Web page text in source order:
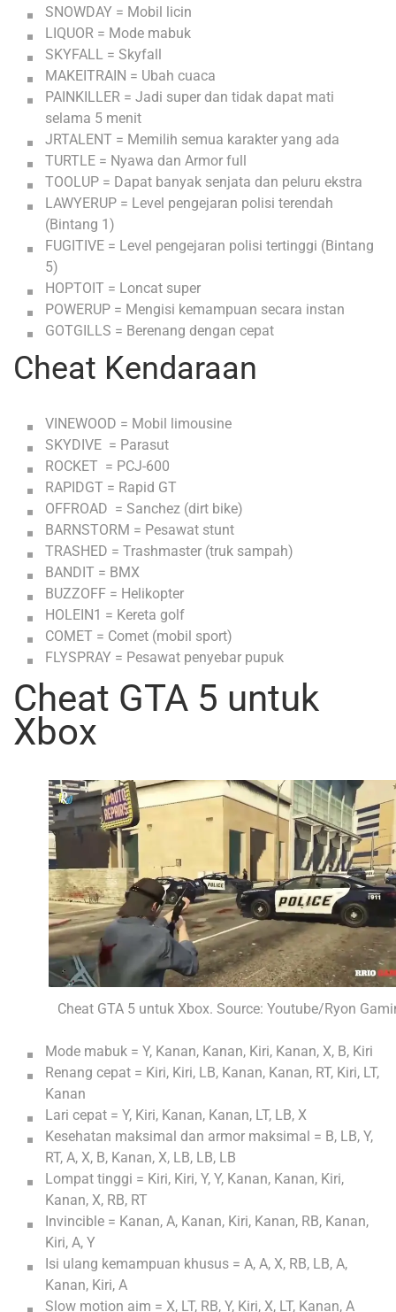
SNOWDAY = Mobil licin
LIQUOR = Mode mabuk
SKYFALL = Skyfall
MAKEITRAIN = Ubah cuaca
PAINKILLER = Jadi super dan tidak dapat mati
selama 5 menit
JRTALENT = Memilih semua karakter yang ada
TURTLE = Nyawa dan Armor full
TOOLUP = Dapat banyak senjata dan peluru ekstra
LAWYERUP = Level pengejaran polisi terendah
(Bintang 1)
FUGITIVE = Level pengejaran polisi tertinggi (Bintang
5)
HOPTOIT = Loncat super
POWERUP = Mengisi kemampuan secara instan
GOTGILLS = Berenang dengan cepat
Cheat Kendaraan
VINEWOOD = Mobil limousine
SKYDIVE = Parasut
ROCKET = PCJ-600
RAPIDGT = Rapid GT
OFFROAD = Sanchez (dirt bike)
BARNSTORM = Pesawat stunt
TRASHED = Trashmaster (truk sampah)
BANDIT = BMX
BUZZOFF = Helikopter
HOLEIN1 = Kereta golf
COMET = Comet (mobil sport)
FLYSPRAY = Pesawat penyebar pupuk
Cheat GTA 5 untuk
Xbox
Cheat GTA 5 untuk Xbox. Source: Youtube/Ryon
Mode mabuk = Y, Kanan, Kanan, Kiri, Kanan, X, B, Kiri
Renang cepat = Kiri, Kiri, LB, Kanan, Kanan, RT, Kiri, LT,
Kanan
Lari cepat = Y, Kiri, Kanan, Kanan, LT, LB, X
Kesehatan maksimal dan armor maksimal = B, LB, Y,
RT, A, X, B, Kanan, X, LB, LB, LB
Lompat tinggi = Kiri, Kiri, Y, Y, Kanan, Kanan, Kiri,
Kanan, X, RB, RT
Invincible = Kanan, A, Kanan, Kiri, Kanan, RB, Kanan,
Kiri, A, Y
Isi ulang kemampuan khusus = A, A, X, RB, LB, A,
Kanan, Kiri, A
Slow motion aim = X, LT, RB, Y, Kiri, X, LT, Kanan, A